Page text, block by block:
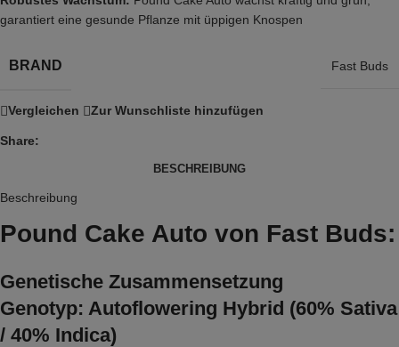
garantiert eine gesunde Pflanze mit üppigen Knospen
BRAND Fast Buds
Vergleichen Zur Wunschliste hinzufügen
Share:
BESCHREIBUNG
Beschreibung
Pound Cake Auto von Fast Buds:
Genetische Zusammensetzung
Genotyp: Autoflowering Hybrid (60% Sativa
/ 40% Indica)